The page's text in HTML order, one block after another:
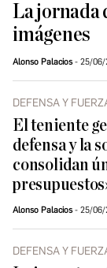
La jornada
imágenes
Alonso Palacios 25/06/
DEFENSA Y
El teniente
defensa y la
consolidan
Alonso Palacios 25/06/
DEFENSA Y